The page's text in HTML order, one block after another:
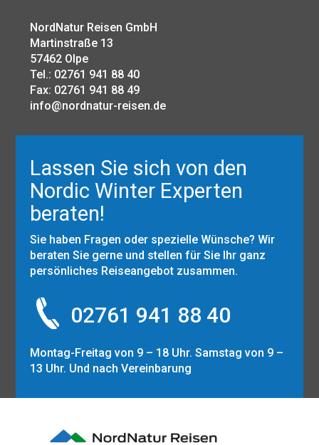
NordNatur Reisen GmbH
Martinstraße 13
57462 Olpe
Tel.: 02761 941 88 40
Fax: 02761 941 88 49
info@nordnatur-reisen.de
Lassen Sie sich von den
Nordic Winter Experten
beraten!
Sie haben Fragen oder spezielle Wünsche? Wir
beraten Sie gerne und stellen für Sie Ihr ganz
persönliches Reiseangebot zusammen.
02761 941 88 40
Montag-Freitag von 9 – 18 Uhr. Samstag von 9 –
13 Uhr. Und nach Vereinbarung